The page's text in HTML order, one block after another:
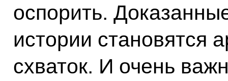
оспорить.
истории становятся
схваток. И очень